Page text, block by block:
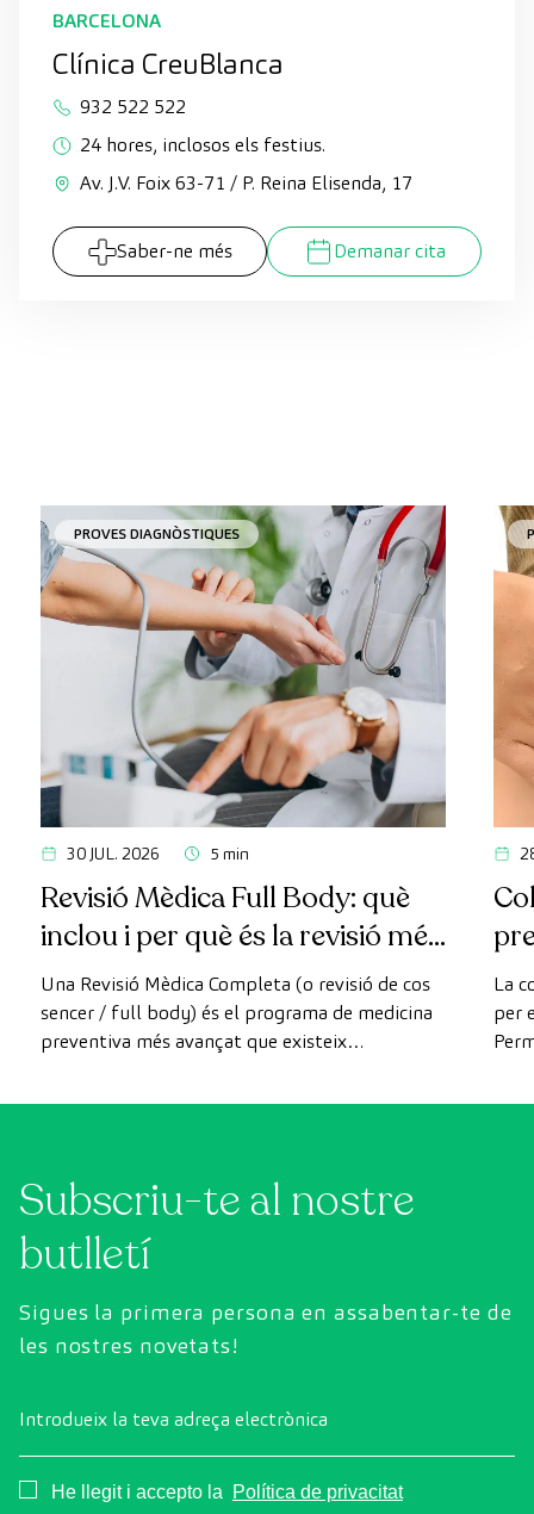
BARCELONA
Clínica CreuBlanca
932 522 522
24 hores, inclosos els festius.
Av. J.V. Foix 63-71 / P. Reina Elisenda, 17
Saber-ne més Demanar cita
PROVES DIAGNÒSTIQUES
30 JUL. 2026 5 min
Revisió Mèdica Full Body: què
inclou i per què és la revisió més
avançada
Una Revisió Mèdica Completa (o revisió de cos
sencer / full body) és el programa de medicina
preventiva més avançat que existeix
convencionals, aquesta revisió utilitza la
l'estat dels òrgans vitals, el sistema vascular i el
cervell abans que apareguin els primers
símptomes.
La
per
Subscriu-te al nostre
butlletí
Sigues la primera persona en assabentar-te de
les nostres novetats!
Introdueix la teva adreça electrònica
Consentimiento
He llegit i accepto la
Política de privacitat